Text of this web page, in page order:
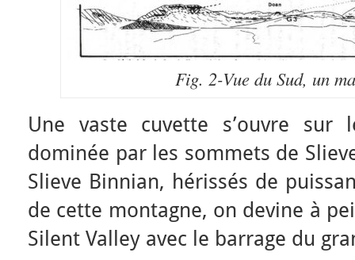
Fig. 2-Vue du Sud, un
Une vaste cuvette s’ouvre
dominée par les sommets de
Slieve Binnian, hérissés de
de cette montagne, on devine à
Silent Valley avec le barrage du